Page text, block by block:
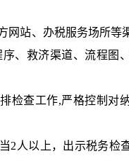
网站、办税服务场所等
、救济渠道、流程图
检查工作,严格控制对
2人以上，出示税务检